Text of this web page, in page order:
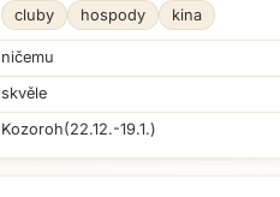
cluby
hospody kina
ničemu
skvěle
Kozoroh(22.12.-19.1.)